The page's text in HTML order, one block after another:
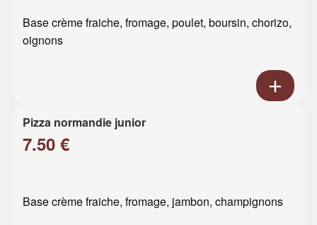
Base crème fraiche, fromage, poulet, boursin, chorizo,
oignons
Pizza normandie junior
7.50 €
Base crème fraiche, fromage, jambon, champignons